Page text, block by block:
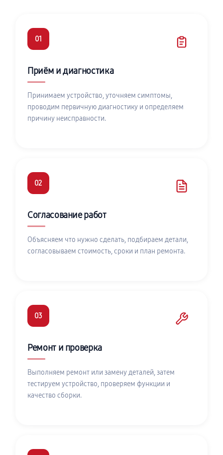
01
Приём и диагностика
Принимаем устройство, уточняем симптомы,
проводим первичную диагностику и определяем
причину неисправности.
02
Согласование работ
Объясняем что нужно сделать, подбираем детали,
согласовываем стоимость, сроки и план ремонта.
03
Ремонт и проверка
Выполняем ремонт или замену деталей, затем
тестируем устройство, проверяем функции и
качество сборки.